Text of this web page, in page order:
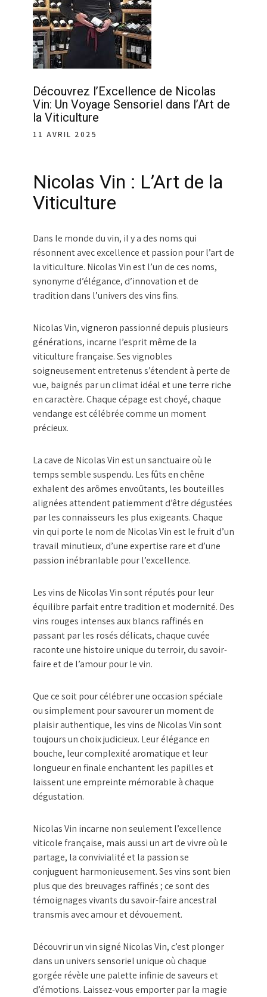
Découvrez l’Excellence de Nicolas
Vin: Un Voyage Sensoriel dans l’Art de
la Viticulture
11 AVRIL 2025
Nicolas Vin : L’Art de la
Viticulture
Dans le monde du vin, il y a des noms qui
résonnent avec excellence et passion pour l’art de
la viticulture. Nicolas Vin est l’un de ces noms,
synonyme d’élégance, d’innovation et de
tradition dans l’univers des vins fins.
Nicolas Vin, vigneron passionné depuis plusieurs
générations, incarne l’esprit même de la
viticulture française. Ses vignobles
soigneusement entretenus s’étendent à perte de
vue, baignés par un climat idéal et une terre riche
en caractère. Chaque cépage est choyé, chaque
vendange est célébrée comme un moment
précieux.
La cave de Nicolas Vin est un sanctuaire où le
temps semble suspendu. Les fûts en chêne
exhalent des arômes envoûtants, les bouteilles
alignées attendent patiemment d’être dégustées
par les connaisseurs les plus exigeants. Chaque
vin qui porte le nom de Nicolas Vin est le fruit d’un
travail minutieux, d’une expertise rare et d’une
passion inébranlable pour l’excellence.
Les vins de Nicolas Vin sont réputés pour leur
équilibre parfait entre tradition et modernité. Des
vins rouges intenses aux blancs raffinés en
passant par les rosés délicats, chaque cuvée
raconte une histoire unique du terroir, du savoir-
faire et de l’amour pour le vin.
Que ce soit pour célébrer une occasion spéciale
ou simplement pour savourer un moment de
plaisir authentique, les vins de Nicolas Vin sont
toujours un choix judicieux. Leur élégance en
bouche, leur complexité aromatique et leur
longueur en finale enchantent les papilles et
laissent une empreinte mémorable à chaque
dégustation.
Nicolas Vin incarne non seulement l’excellence
viticole française, mais aussi un art de vivre où le
partage, la convivialité et la passion se
conjuguent harmonieusement. Ses vins sont bien
plus que des breuvages raffinés ; ce sont des
témoignages vivants du savoir-faire ancestral
transmis avec amour et dévouement.
Découvrir un vin signé Nicolas Vin, c’est plonger
dans un univers sensoriel unique où chaque
gorgée révèle une palette infinie de saveurs et
d’émotions. Laissez-vous emporter par la magie